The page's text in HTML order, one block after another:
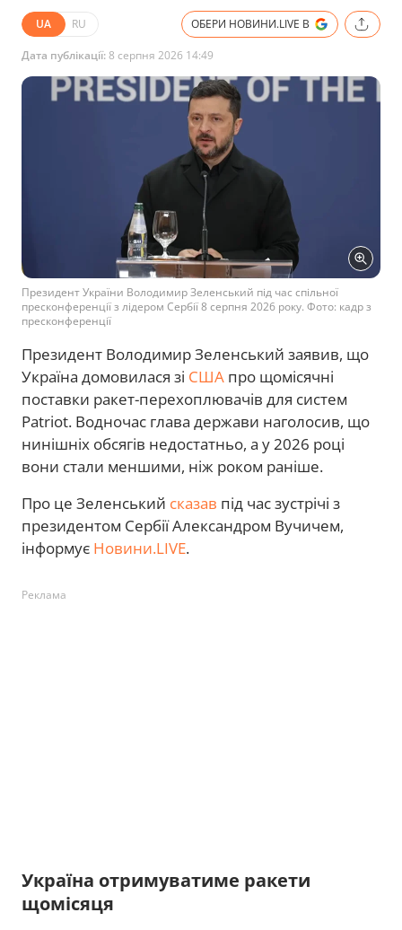
UA RU ОБЕРИ НОВИНИ.LIVE В
Дата публікації:8 серпня 2026 14:49
Президент України Володимир Зеленський під час спільної
пресконференції з лідером Сербії 8 серпня 2026 року. Фото: кадр з
пресконференції
Президент Володимир Зеленський заявив, що
Україна домовилася зі США про щомісячні
поставки ракет-перехоплювачів для систем
Patriot. Водночас глава держави наголосив, що
нинішніх обсягів недостатньо, а у 2026 році
вони стали меншими, ніж роком раніше.
Про це Зеленський сказав під час зустрічі з
президентом Сербії Александром Вучичем,
інформує Новини.LIVE.
Реклама
Україна отримуватиме ракети
щомісяця